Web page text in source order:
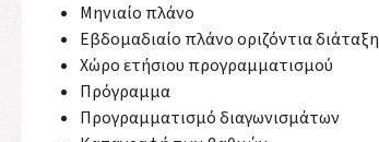
Μηνιαίο πλάνο
Εβδομαδιαίο πλάνο οριζόντια διάταξη
Χώρο ετήσιου προγραμματισμού
Πρόγραμμα
Προγραμματισμό διαγωνισμάτων